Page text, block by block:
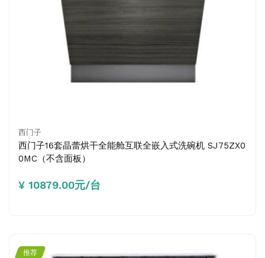
西门子
西门子16套晶蕾烘干全能舱互联全嵌入式洗碗机 SJ75ZX0
0MC（不含面板）
¥ 10879.00元/台
推荐